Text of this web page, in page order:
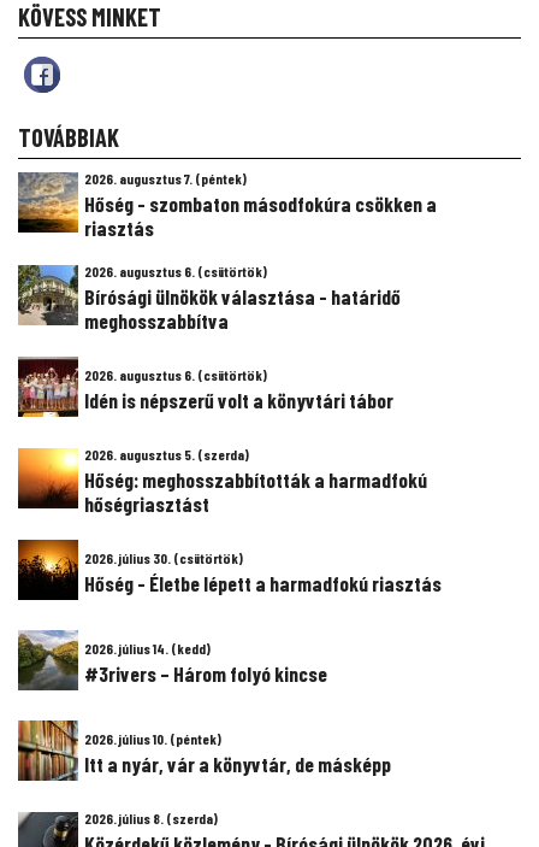
KÖVESS MINKET
TOVÁBBIAK
2026. augusztus 7. (péntek)
Hőség - szombaton másodfokúra csökken a
riasztás
2026. augusztus 6. (csütörtök)
Bírósági ülnökök választása - határidő
meghosszabbítva
2026. augusztus 6. (csütörtök)
Idén is népszerű volt a könyvtári tábor
2026. augusztus 5. (szerda)
Hőség: meghosszabbították a harmadfokú
hőségriasztást
2026. július 30. (csütörtök)
Hőség - Életbe lépett a harmadfokú riasztás
2026. július 14. (kedd)
#3rivers – Három folyó kincse
2026. július 10. (péntek)
Itt a nyár, vár a könyvtár, de másképp
2026. július 8. (szerda)